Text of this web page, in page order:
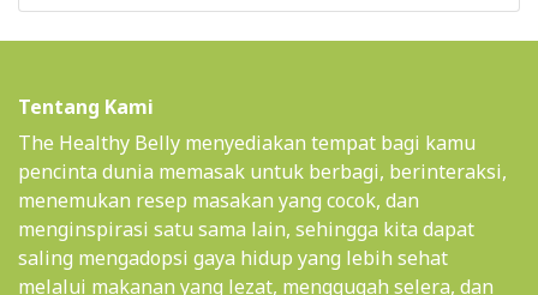
Tentang Kami
The Healthy Belly menyediakan tempat bagi kamu
pencinta dunia memasak untuk berbagi, berinteraksi,
menemukan resep masakan yang cocok, dan
menginspirasi satu sama lain, sehingga kita dapat
saling mengadopsi gaya hidup yang lebih sehat
melalui makanan yang lezat, menggugah selera, dan